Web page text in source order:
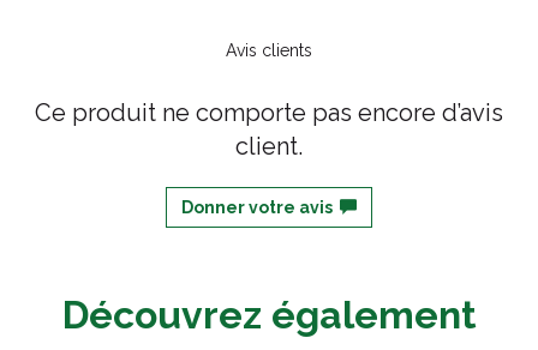
Avis clients
Ce produit ne comporte pas encore d’avis
client.
Donner votre avis
Découvrez également